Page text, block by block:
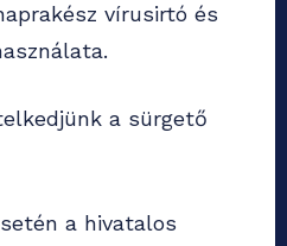
vírusirtó és
a sürgető
a hivatalos